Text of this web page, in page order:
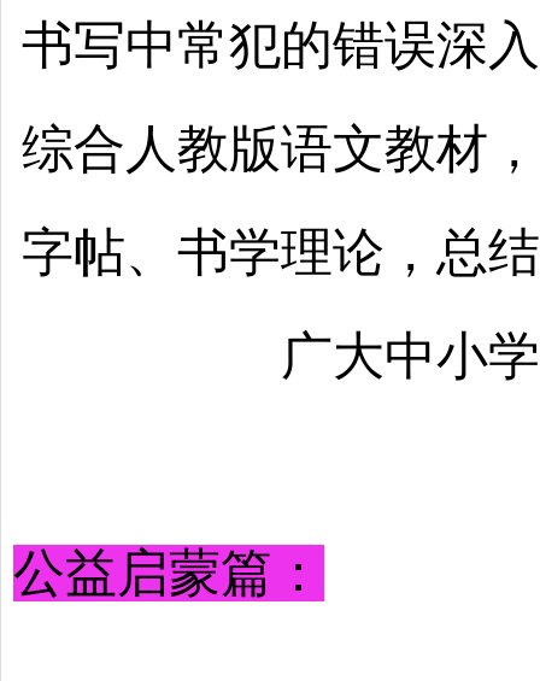
书写中常犯的错误深
综合人教版语文教材
字帖、书学理论，总
广大中小
公益启蒙篇：